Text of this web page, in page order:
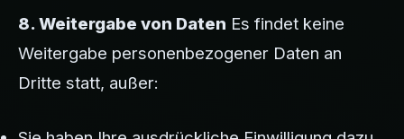
8. Weitergabe von Daten Es findet keine
Weitergabe personenbezogener Daten an
Dritte statt, außer: